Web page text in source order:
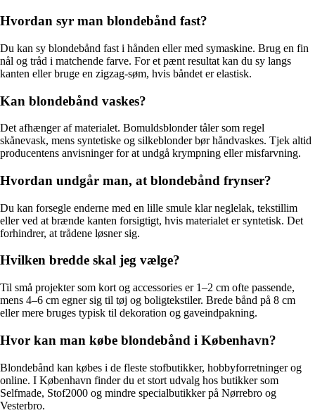
Hvordan syr man blondebånd fast?
Du kan sy blondebånd fast i hånden eller med symaskine. Brug en fin
nål og tråd i matchende farve. For et pænt resultat kan du sy langs
kanten eller bruge en zigzag-søm, hvis båndet er elastisk.
Kan blondebånd vaskes?
Det afhænger af materialet. Bomuldsblonder tåler som regel
skånevask, mens syntetiske og silkeblonder bør håndvaskes. Tjek altid
producentens anvisninger for at undgå krympning eller misfarvning.
Hvordan undgår man, at blondebånd frynser?
Du kan forsegle enderne med en lille smule klar neglelak, tekstillim
eller ved at brænde kanten forsigtigt, hvis materialet er syntetisk. Det
forhindrer, at trådene løsner sig.
Hvilken bredde skal jeg vælge?
Til små projekter som kort og accessories er 1–2 cm ofte passende,
mens 4–6 cm egner sig til tøj og boligtekstiler. Brede bånd på 8 cm
eller mere bruges typisk til dekoration og gaveindpakning.
Hvor kan man købe blondebånd i København?
Blondebånd kan købes i de fleste stofbutikker, hobbyforretninger og
online. I København finder du et stort udvalg hos butikker som
Selfmade, Stof2000 og mindre specialbutikker på Nørrebro og
Vesterbro.